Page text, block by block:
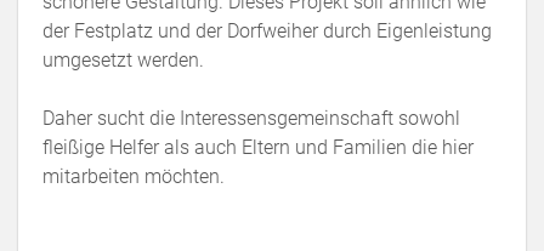
der Festplatz und der Dorfweiher durch Eigenleistung
umgesetzt werden.
Daher sucht die Interessensgemeinschaft sowohl
fleißige Helfer als auch Eltern und Familien die hier
mitarbeiten möchten.